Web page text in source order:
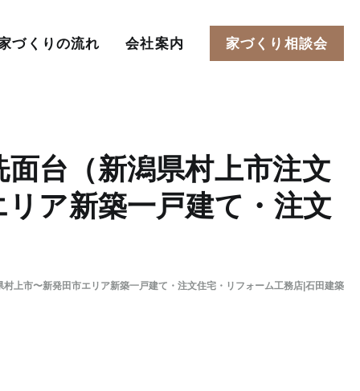
づくりの流れ 会社案内 家づくり相談会
台（新潟県村上市注文
ア新築一戸建て・注文
上市〜新発田市エリア新築一戸建て・注文住宅・リフォーム工務店|石田建築